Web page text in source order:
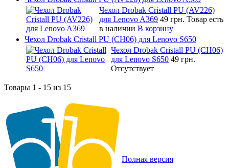
Чехол Drobak Cristall PU (AV226)
для Lenovo A369 49 грн. Товар есть
в наличии В корзину
Чехол Drobak Cristall PU (CH06) для Lenovo S650
Чехол Drobak Cristall PU (CH06)
для Lenovo S650 49 грн.
Отсутствует
Товары 1 - 15 из 15
Полная версия